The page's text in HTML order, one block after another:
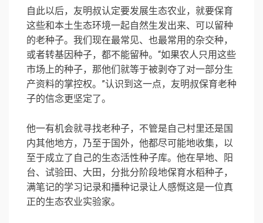
自此以后，友明叔认定要发展生态农业，就要保育
这些和本土生态环境一起自然生发出来、可以留种
的老种子。我们现在最常见、也最常用的杂交种，
或者转基因种子，都不能留种。“如果农人只用这些
市场上的种子，那他们就等于被剥夺了对一部分生
产资料的掌控权。”认识到这一点，友明叔保育老种
子的信念更坚定了。
他一有机会就寻找老种子，不管是自己村里还是国
内其他地方，乃至于国外，他都尽可能地收集，以
至于成立了自己的生态活性种子库。他在旱地、阳
台、试验田、大田，分批分阶段地保育水稻种子，
满笔记的学习记录和播种记录让人感慨这是一位真
正的生态农业实验家。